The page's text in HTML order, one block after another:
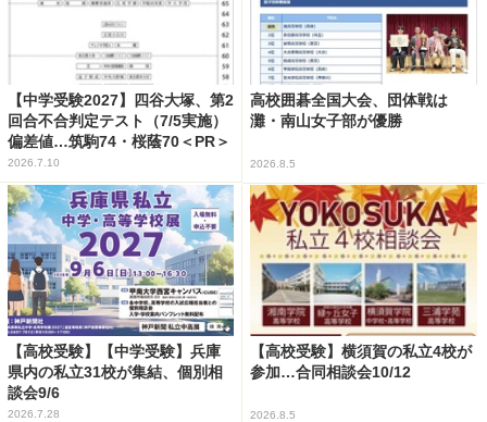
【中学受験2027】四谷大塚、第2
回合不合判定テスト（7/5実施）
偏差値…筑駒74・桜蔭70＜PR＞
2026.7.10
高校囲碁全国大会、団体戦は
灘・南山女子部が優勝
2026.8.5
【高校受験】【中学受験】兵庫
県内の私立31校が集結、個別相
談会9/6
2026.7.28
【高校受験】横須賀の私立4校が
参加…合同相談会10/12
2026.8.5